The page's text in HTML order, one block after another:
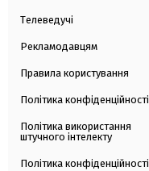
Телеведучі
Рекламодавцям
Правила користування
Політика конфіденційності
Політика використання
штучного інтелекту
Політика конфіденційності